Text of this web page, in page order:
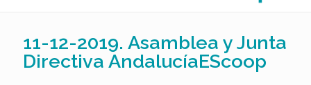
11-12-2019. Asamblea y Junta
Directiva AndalucíaEScoop